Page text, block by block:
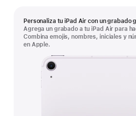
Personaliza tu iPad Air con un grabado
Agrega un grabado a tu iPad Air para
Combina emojis, nombres, iniciales y
en Apple.